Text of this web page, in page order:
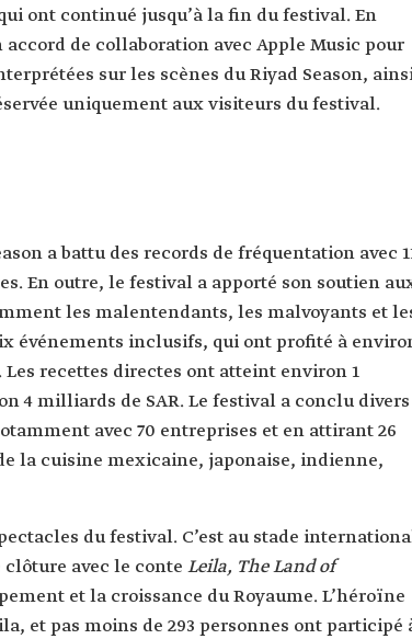
ont continué jusqu’à la fin du festival. En
de collaboration avec Apple Music pour
sur les scènes du Riyad Season,
uniquement aux visiteurs du festival.
a battu des records de fréquentation avec
En outre, le festival a apporté son soutien
les malentendants, les malvoyants et
événements inclusifs, qui ont profité à
Les recettes directes ont atteint environ 1
4 milliards de SAR. Le festival a conclu divers
avec 70 entreprises et en attirant 26
la cuisine mexicaine, japonaise, indienne,
du festival. C’est au stade
clôture avec le conte Leila, The Land of
et la croissance du Royaume. L’héroïne
et pas moins de 293 personnes ont participé